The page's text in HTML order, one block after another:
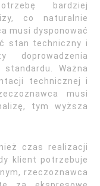
bardziej
co naturalnie
musi dysponować
stan techniczny i
doprowadzenia
Ważna
technicznej i
musi
tym wyższa
czas realizacji
klient potrzebuje
rzeczoznawca